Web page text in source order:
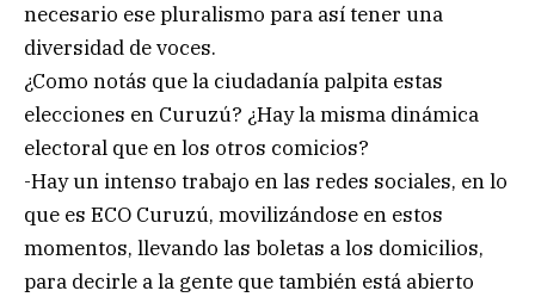
necesario ese pluralismo para así tener una
diversidad de voces.
¿Como notás que la ciudadanía palpita estas
elecciones en Curuzú? ¿Hay la misma dinámica
electoral que en los otros comicios?
-Hay un intenso trabajo en las redes sociales, en lo
que es ECO Curuzú, movilizándose en estos
momentos, llevando las boletas a los domicilios,
para decirle a la gente que también está abierto